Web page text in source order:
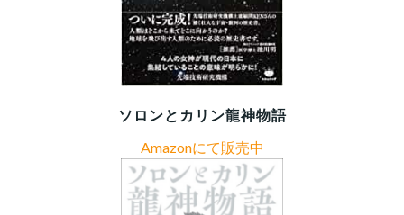
ソロンとカリン龍神物語
Amazonにて販売中